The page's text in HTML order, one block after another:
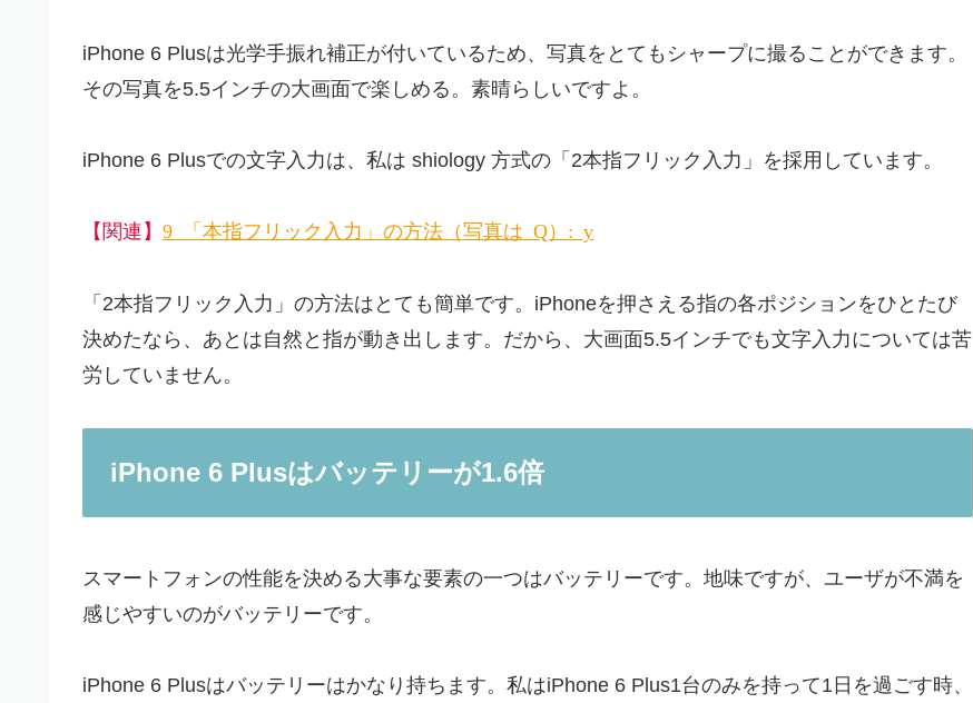
iPhone 6 Plusは光学手振れ補正が付いているため、写真をとてもシャープに撮ることができます。
その写真を5.5インチの大画面で楽しめる。素晴らしいですよ。
iPhone 6 Plusでの文字入力は、私は shiology 方式の「2本指フリック入力」を採用しています。
【関連】 3839-141023 「2本指フリック入力」の方法（写真はdp2 Quattro）: shiology
「2本指フリック入力」の方法はとても簡単です。iPhoneを押さえる指の各ポジションをひとたび
決めたなら、あとは自然と指が動き出します。だから、大画面5.5インチでも文字入力については苦
労していません。
iPhone 6 Plusはバッテリーが1.6倍
スマートフォンの性能を決める大事な要素の一つはバッテリーです。地味ですが、ユーザが不満を
感じやすいのがバッテリーです。
iPhone 6 Plusはバッテリーはかなり持ちます。私はiPhone 6 Plus1台のみを持って1日を過ごす時、